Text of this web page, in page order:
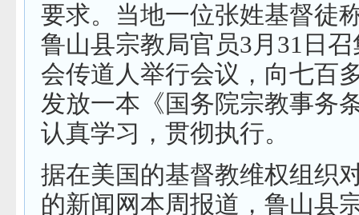
要求。当地一位张姓基督徒
鲁山县宗教局官员3月31日
会传道人举行会议，向七百
发放一本《国务院宗教事务
认真学习，贯彻执行。
据在美国的基督教维权组织
的新闻网本周报道，鲁山县